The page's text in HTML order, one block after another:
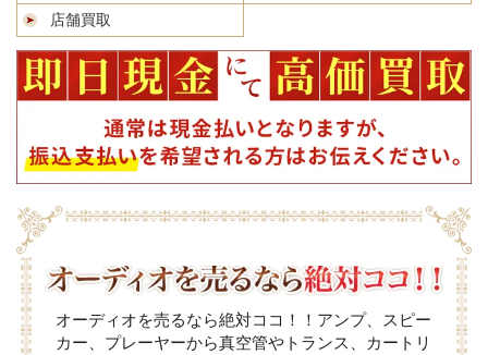
店舗買取
オーディオを売るなら絶対ココ！！アンプ、スピー
カー、プレーヤーから真空管やトランス、カートリ